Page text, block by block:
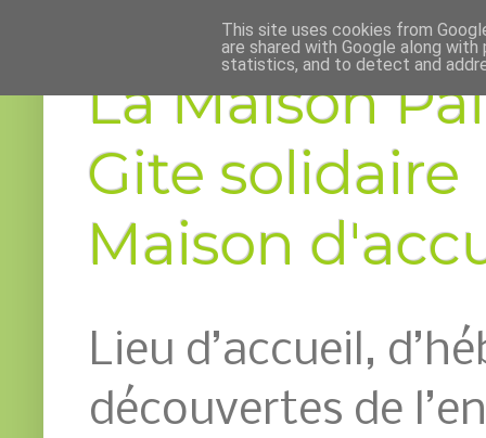
La Maison
Gite solidaire
Maison
Lieu d’accueil,
découvertes de
This site uses cookies from
are shared with Google along
statistics, and to detect and